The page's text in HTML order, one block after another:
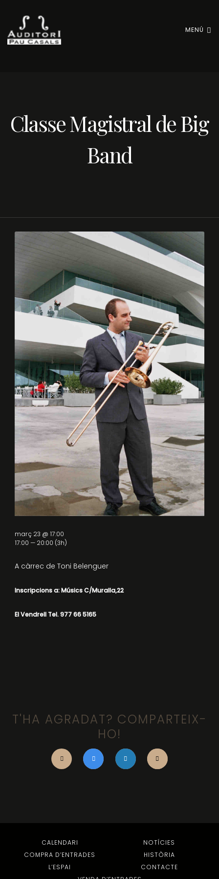
MENÚ
Classe Magistral de Big
Band
A càrrec de Toni Belenguer
Inscripcions a: Músics C/Muralla,22
El Vendrell Tel. 977 66 5165
març 23 @ 17:00
17:00 — 20:00 (3h)
T'HA AGRADAT? COMPARTEIX-
HO!
CALENDARI
NOTÍCIES
COMPRA D’ENTRADES
HISTÒRIA
L’ESPAI
CONTACTE